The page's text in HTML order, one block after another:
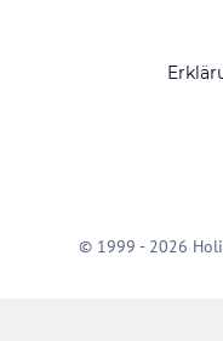
© 1999 - 2026